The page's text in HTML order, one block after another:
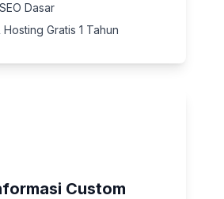
Dasar
Hosting Gratis 1 Tahun
Custom